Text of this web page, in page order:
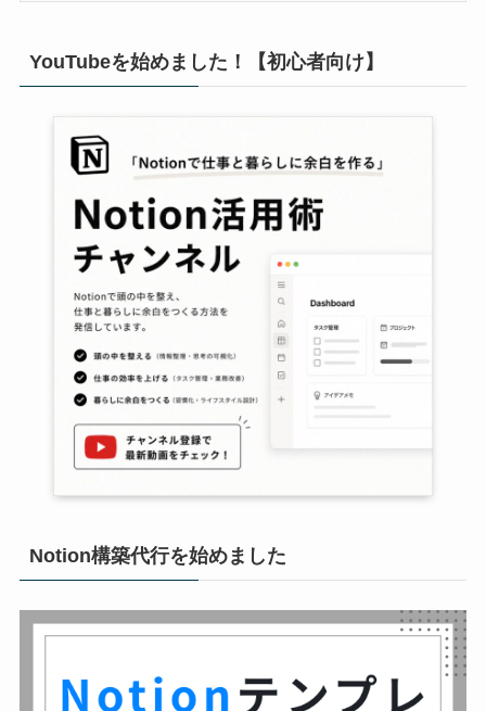
YouTubeを始めました！【初心者向け】
Notion構築代行を始めました